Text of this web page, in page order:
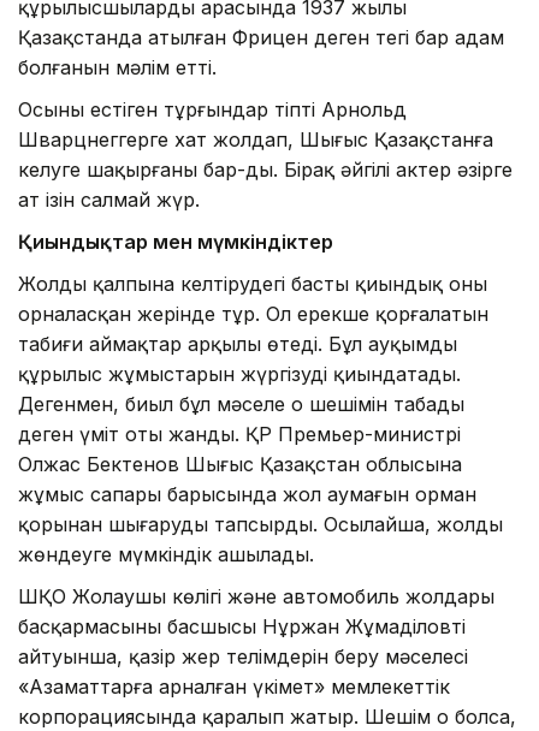
құрылысшылардың арасында 1937 жылы
Қазақстанда атылған Фрицен деген тегі бар адам
болғанын мәлім етті.
Осыны естіген тұрғындар тіпті Арнольд
Шварцнеггерге хат жолдап, Шығыс Қазақстанға
келуге шақырғаны бар-ды. Бірақ әйгілі актер әзірге
ат ізін салмай жүр.
Қиындықтар мен мүмкіндіктер
Жолды қалпына келтірудегі басты қиындық оның
орналасқан жерінде тұр. Ол ерекше қорғалатын
табиғи аймақтар арқылы өтеді. Бұл ауқымды
құрылыс жұмыстарын жүргізуді қиындатады.
Дегенмен, биыл бұл мәселе оң шешімін табады
деген үміт оты жанды. ҚР Премьер-министрі
Олжас Бектенов Шығыс Қазақстан облысына
жұмыс сапары барысында жол аумағын орман
қорынан шығаруды тапсырды. Осылайша, жолды
жөндеуге мүмкіндік ашылады.
ШҚО Жолаушы көлігі және автомобиль жолдары
басқармасының басшысы Нұржан Жұмаділовтің
айтуынша, қазір жер телімдерін беру мәселесі
«Азаматтарға арналған үкімет» мемлекеттік
корпорациясында қаралып жатыр. Шешім оң болса,